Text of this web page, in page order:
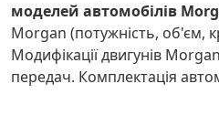
моделей автомобілів
Morgan (потужність, об'єм,
Модифікації двигунів
передач. Комплектація